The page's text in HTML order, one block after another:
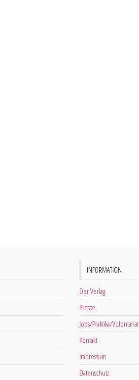
INFORMATION
Der Verlag
Presse
Jobs/Praktika/Volontariat
Kontakt
Impressum
Datenschutz